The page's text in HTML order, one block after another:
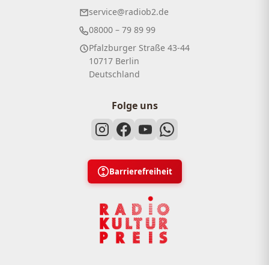
service@radiob2.de
08000 – 79 89 99
Pfalzburger Straße 43-44
10717 Berlin
Deutschland
Folge uns
Barrierefreiheit